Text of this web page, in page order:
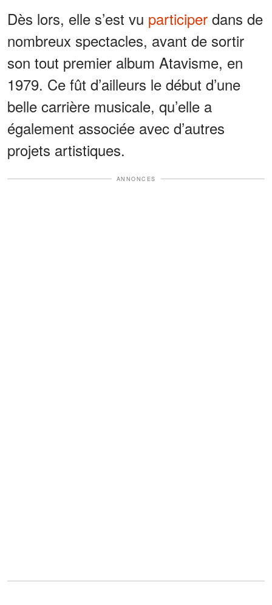
Dès lors, elle s’est vu participer dans de
nombreux spectacles, avant de sortir
son tout premier album Atavisme, en
1979. Ce fût d’ailleurs le début d’une
belle carrière musicale, qu’elle a
également associée avec d’autres
projets artistiques.
ANNONCES